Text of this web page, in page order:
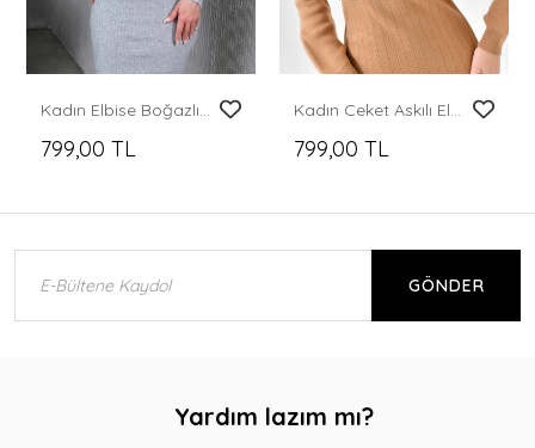
Kadın Elbise Boğazlı Bel Kemerli Midi Boy Yırtmaçlı Triko Elbise Gri - 224505
799,00 TL
Kadın Ceket Askılı Elbise Triko Takım Camel - 8009
799,00 TL
GÖNDER
Yardım lazım mı?